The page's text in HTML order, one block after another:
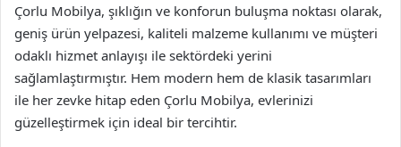
Çorlu Mobilya, şıklığın ve konforun buluşma noktası olarak,
geniş ürün yelpazesi, kaliteli malzeme kullanımı ve müşteri
odaklı hizmet anlayışı ile sektördeki yerini
sağlamlaştırmıştır. Hem modern hem de klasik tasarımları
ile her zevke hitap eden Çorlu Mobilya, evlerinizi
güzelleştirmek için ideal bir tercihtir.